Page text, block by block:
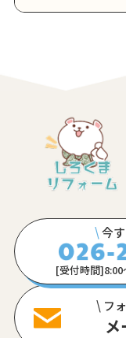
\今
[受付時間]8:00
\ フ
メ